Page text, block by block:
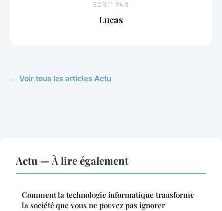
ECRIT PAR
Lucas
← Voir tous les articles Actu
Actu — À lire également
Comment la technologie informatique transforme
la société que vous ne pouvez pas ignorer